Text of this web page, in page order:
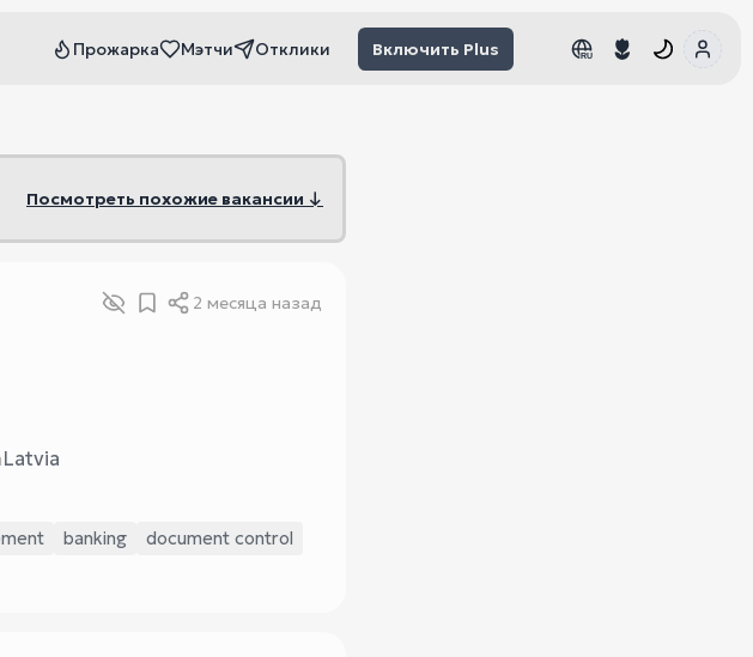
Прожарка Мэтчи Отклики Включить Plus RU
Посмотреть похожие вакансии ↓
2 месяца назад
Latvia
banking
document control